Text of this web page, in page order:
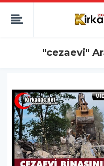
"cezaevi"